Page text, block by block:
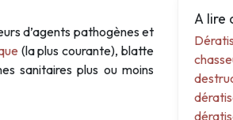
d’agents pathogènes et
(la plus courante), blatte
sanitaires plus ou moins
A lire